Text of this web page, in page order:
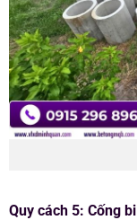
Quy cách 5: Cống